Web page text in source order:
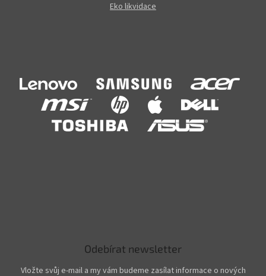
Eko likvidace
Odebírat newsletter
Vložte svůj e-mail a my vám budeme zasílat informace o nových